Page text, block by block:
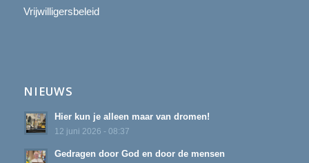
Vrijwilligersbeleid
NIEUWS
Hier kun je alleen maar van dromen!
12 juni 2026 - 08:37
Gedragen door God en door de mensen